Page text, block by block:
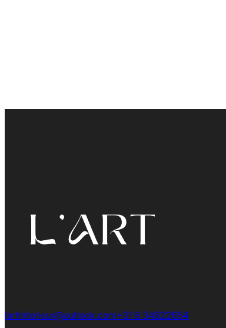
lartinterieur@outlook.com+31 6 34622654